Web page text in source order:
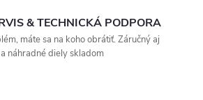
& TECHNICKÁ PODPORA
máte sa na koho obrátiť. Záručný aj
náhradné diely skladom